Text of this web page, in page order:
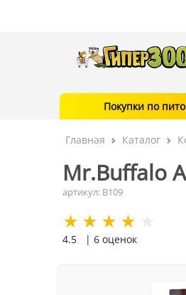
Покупки по
Главная Каталог
Mr.Buffalo
артикул: B109
4.5 | 6 оценок